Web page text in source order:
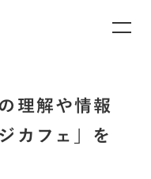
理解や情報
カフェ」を